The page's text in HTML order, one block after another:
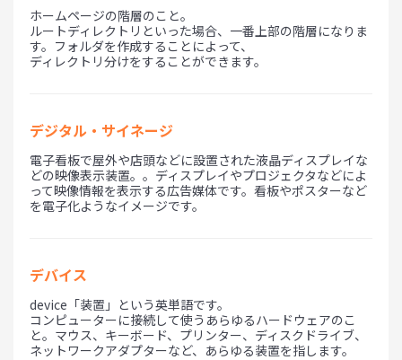
ホームページの階層のこと。
ルートディレクトリといった場合、一番上部の階層になりま
す。フォルダを作成することによって、
ディレクトリ分けをすることができます。
デジタル・サイネージ
電子看板で屋外や店頭などに設置された液晶ディスプレイな
どの映像表示装置。。ディスプレイやプロジェクタなどによ
って映像情報を表示する広告媒体です。看板やポスターなど
を電子化ようなイメージです。
デバイス
device「装置」という英単語です。
コンピューターに接続して使うあらゆるハードウェアのこ
と。マウス、キーボード、プリンター、ディスクドライブ、
ネットワークアダプターなど、あらゆる装置を指します。